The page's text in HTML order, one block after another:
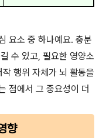
요소 중 하나예요. 충분
수 있고, 필요한 영양소
행위 자체가 뇌 활동을
점에서 그 중요성이 더
향